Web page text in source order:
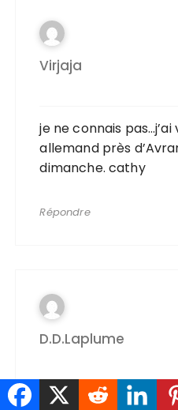
Virjaja
je ne connais
allemand près
dimanche. cathy
Répondre
D.d.laplume
Bonjour Joelaindien,